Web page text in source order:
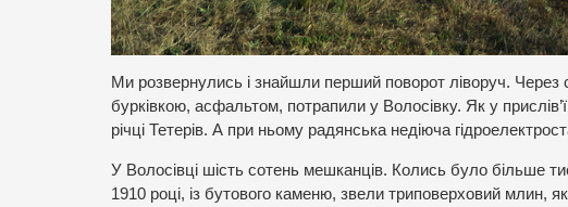
Ми розвернулись і знайшли перший поворот ліворуч. Через
бурківкою, асфальтом, потрапили у Волосівку. Як у
річці Тетерів. А при ньому радянська недіюча
У Волосівці шість сотень мешканців. Колись було більше
1910 році, із бутового каменю, звели триповерховий млин,